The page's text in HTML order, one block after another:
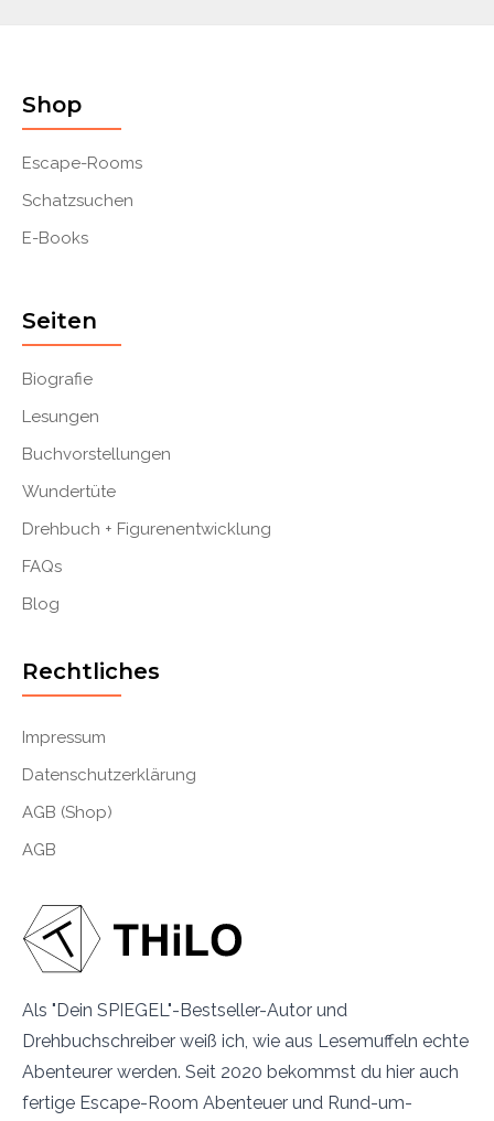
Als "Dein SPIEGEL"-Bestseller-Autor und
Drehbuchschreiber weiß ich, wie aus Lesemuffeln echte
Abenteurer werden. Seit 2020 bekommst du hier auch
fertige Escape-Room Abenteuer und Rund-um-
Shop
Escape-Rooms
Schatzsuchen
E-Books
Seiten
Biografie
Lesungen
Buchvorstellungen
Wundertüte
Drehbuch + Figurenentwicklung
FAQs
Blog
Rechtliches
Impressum
Datenschutzerklärung
AGB (Shop)
AGB